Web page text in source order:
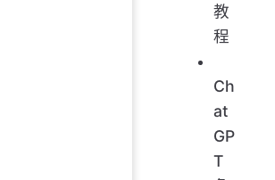
教
程
Ch
at
GP
T